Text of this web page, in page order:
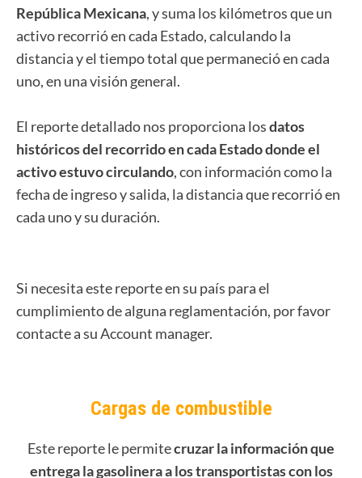
República Mexicana, y suma los kilómetros que un
activo recorrió en cada Estado, calculando la
distancia y el tiempo total que permaneció en cada
uno, en una visión general.
El reporte detallado nos proporciona losdatos
históricos del recorrido en cada Estado donde el
activo estuvo circulando, con información como la
fecha de ingreso y salida, la distancia que recorrió en
cada uno y su duración.
Si necesita este reporte en su país para el
cumplimiento de alguna reglamentación, por favor
contacte a su Account manager.
Cargas de combustible
Este reporte le permitecruzar la información que
entrega la gasolinera a los transportistas con los